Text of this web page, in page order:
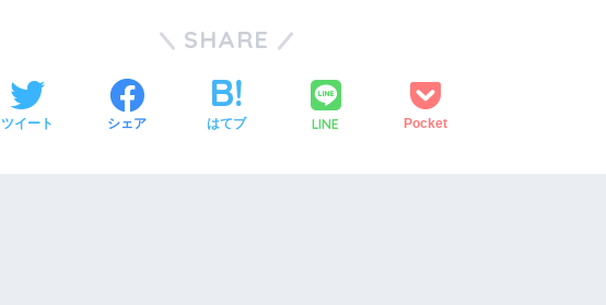
SHARE
ツイート シェア はてブ LINE Pocket